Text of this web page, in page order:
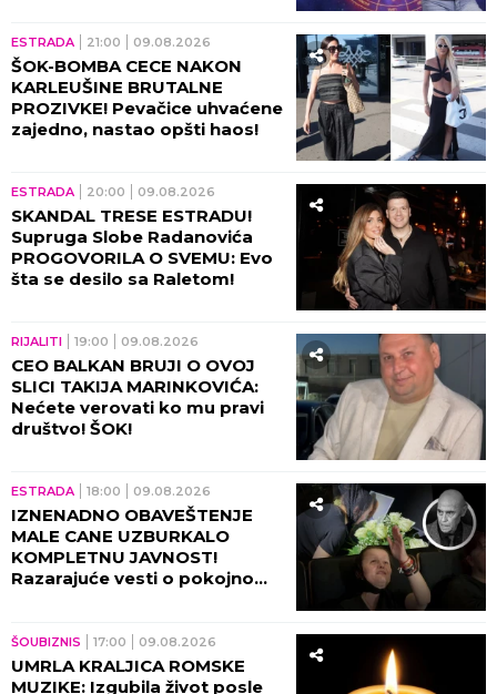
ESTRADA 21:00 09.08.2026
ŠOK-BOMBA CECE NAKON
KARLEUŠINE BRUTALNE
PROZIVKE! Pevačice uhvaćene
zajedno, nastao opšti haos!
ESTRADA 20:00 09.08.2026
SKANDAL TRESE ESTRADU!
Supruga Slobe Radanovića
PROGOVORILA O SVEMU: Evo
šta se desilo sa Raletom!
RIJALITI 19:00 09.08.2026
CEO BALKAN BRUJI O OVOJ
SLICI TAKIJA MARINKOVIĆA:
Nećete verovati ko mu pravi
društvo! ŠOK!
ESTRADA 18:00 09.08.2026
IZNENADNO OBAVEŠTENJE
MALE CANE UZBURKALO
KOMPLETNU JAVNOST!
Razarajuće vesti o pokojnom
ŠOUBIZNIS 17:00 09.08.2026
UMRLA KRALJICA ROMSKE
MUZIKE: Izgubila život posle